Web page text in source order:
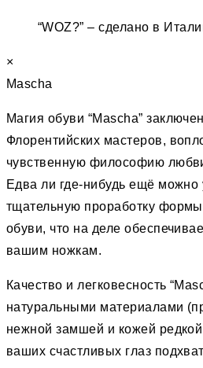
“WOZ?” – сделано в
×
Mascha
Магия обуви “Mascha”
Флорентийских мастеров,
чувственную философию
Едва ли где-нибудь ещё можно
тщательную проработку формы
обуви, что на деле
вашим ножкам.
Качество и легковесность
натуральными материалами
нежной замшей и кожей
ваших счастливых глаз